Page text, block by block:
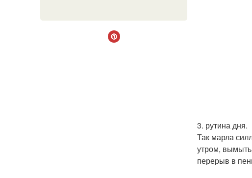
3. рутина дня.
Так марла
утром, вымыть
перерыв в